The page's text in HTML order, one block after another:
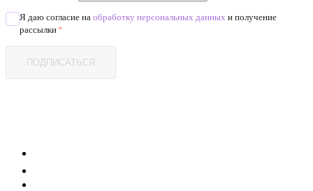
Я даю согласие на обработку персональных данных и получение
рассылки*
ПОДПИСАТЬСЯ